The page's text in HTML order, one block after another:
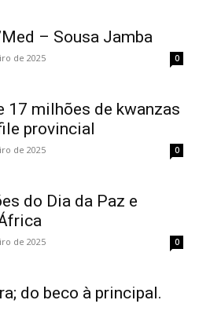
– Sousa Jamba
de 2025 0
17 milhões de kwanzas
provincial
de 2025 0
do Dia da Paz e
de 2025 0
do beco à principal.